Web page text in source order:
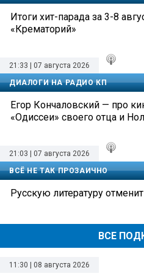
ВСЕ
Итоги хит-парада за 3-8
«Крематорий»
21:33 | 07 августа 2026
ДИАЛОГИ НА РАДИО КП
Егор Кончаловский — про
«Одиссеи» своего отца и
21:03 | 07 августа 2026
ВСЁ НЕ ТАК ПРОЗАИЧНО
Русскую литературу
11:30 | 08 августа 2026